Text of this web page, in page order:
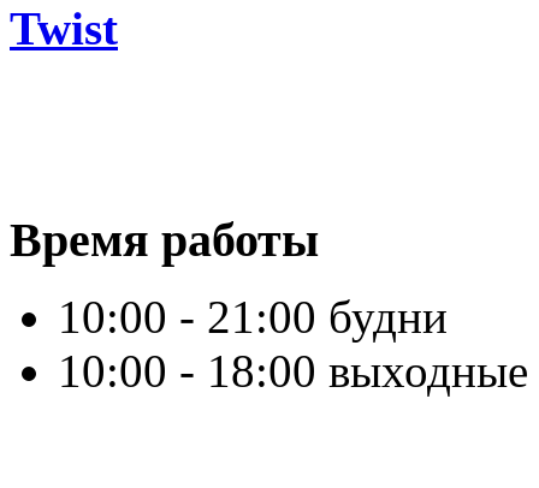
Twist
Время работы
10:00 - 21:00 будни
10:00 - 18:00 выходные